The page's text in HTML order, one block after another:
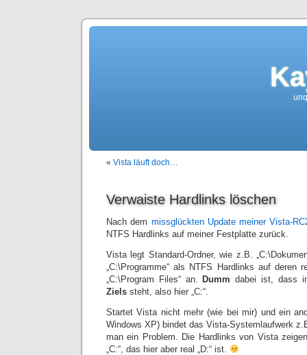
« Vista läuft doch…
Verwaiste Hardlinks löschen
Nach dem missglückten Update meiner Vista-
NTFS Hardlinks auf meiner Festplatte zurück.
Vista legt Standard-Ordner, wie z.B.
„C:\Programme“ als NTFS Hardlinks auf deren
„C:\Program Files“ an. Dummdabei ist, dass
Ziels steht, also hier „C:“.
Startet Vista nicht mehr (wie bei mir) und ein
Windows XP) bindet das Vista-Systemlaufwerk
man ein Problem. Die Hardlinks von Vista
„C:“, das hier aber real „D:“ ist.